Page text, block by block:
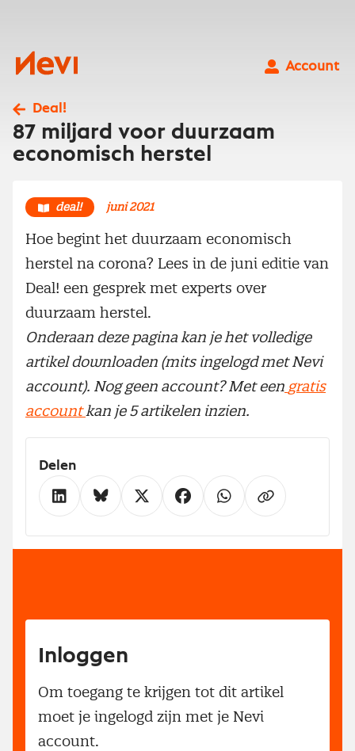
Nevi
Account
Deal!
87 miljard voor duurzaam
economisch herstel
deal! juni 2021
Hoe begint het duurzaam economisch
herstel na corona? Lees in de juni editie van
Deal! een gesprek met experts over
duurzaam herstel.
Onderaan deze pagina kan je het volledige
artikel downloaden (mits ingelogd met Nevi
account). Nog geen account? Met een gratis
accountkan je 5 artikelen inzien.
Delen
Inloggen
Om toegang te krijgen tot dit artikel
moet je ingelogd zijn met je Nevi
account.